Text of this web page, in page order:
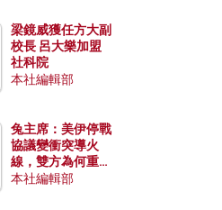
梁鏡威獲任方大副
校長 呂大樂加盟
社科院
本社編輯部
兔主席：美伊停戰
協議變衝突導火
線，雙方為何重啟
戰爭？伊朗一早洞
本社編輯部